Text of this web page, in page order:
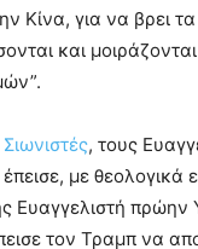
για να βρει
και
, τους
με θεολογικά
Ευαγγελιστή
τον Τραμπ να